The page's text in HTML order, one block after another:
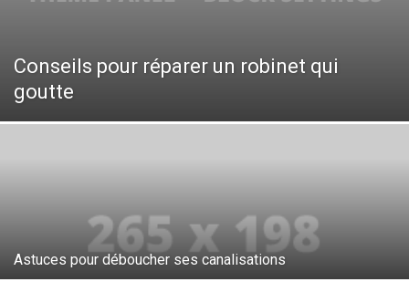
Conseils pour réparer un robinet qui
goutte
Astuces pour déboucher ses canalisations